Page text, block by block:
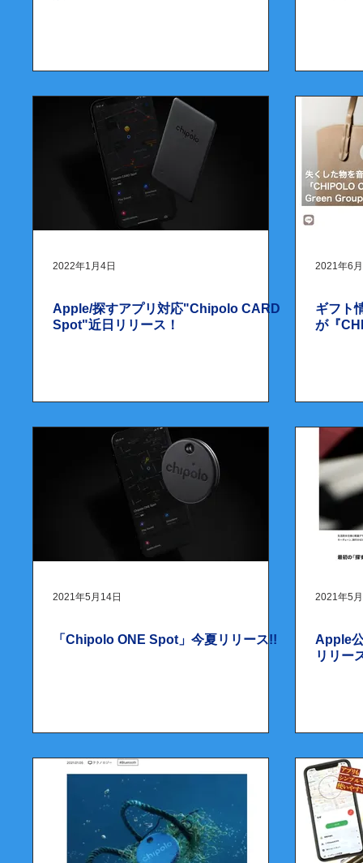
2022年1月4日
Apple/探すアプリ対応"Chipolo CARD
Spot"近日リリース！
2021年6
ギフト
が『
2021年5月14日
「Chipolo ONE Spot」今夏リリース!!
2021年5
Apple
リリー